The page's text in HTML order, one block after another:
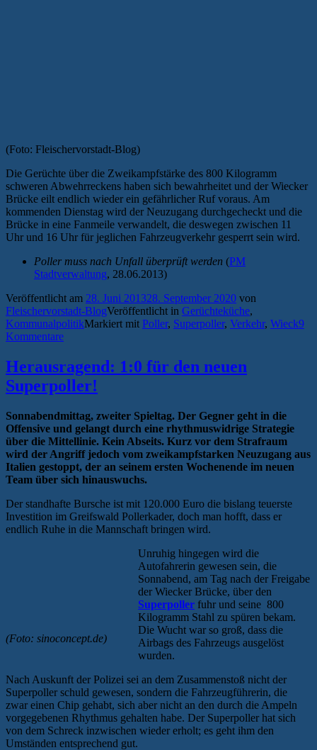
(Foto: Fleischervorstadt-Blog)
Die Gerüchte über die Zweikampfstärke des 800 Kilogramm
schweren Abwehrreckens haben sich bewahrheitet und der Wiecker
Brücke eilt endlich wieder ein gefährlicher Ruf voraus. Am
kommenden Dienstag wird der Neuzugang durchgecheckt und die
Brücke in eine Fanmeile verwandelt, die deswegen zwischen 11
Uhr und 16 Uhr für jeglichen Fahrzeugverkehr gesperrt sein wird.
Poller muss nach Unfall überprüft werden (PM
Stadtverwaltung, 28.06.2013)
Veröffentlicht am 28. Juni 201328. September 2020 von
Fleischervorstadt-BlogVeröffentlicht in Gerüchteküche,
KommunalpolitikMarkiert mit Poller, Superpoller, Verkehr, Wieck9
Kommentare
Herausragend: 1:0 für den neuen
Superpoller!
Sonnabendmittag, zweiter Spieltag. Der Gegner geht in die
Offensive und gelangt durch eine rhythmuswidrige Strategie
über die Mittellinie. Kein Abseits. Kurz vor dem Strafraum
wird der Angriff jedoch vom zweikampfstarken Neuzugang aus
Italien gestoppt, der an seinem ersten Wochenende im neuen
Team über sich hinauswuchs.
Der standhafte Bursche ist mit 120.000 Euro die bislang teuerste
Investition im Greifswald Pollerkader, doch man hofft, dass er
endlich Ruhe in die Mannschaft bringen wird.
(Foto: sinoconcept.de)
Unruhig hingegen wird die
Autofahrerin gewesen sein, die
Sonnabend, am Tag nach der Freigabe
der Wiecker Brücke, über den
Superpoller fuhr und seine 800
Kilogramm Stahl zu spüren bekam.
Die Wucht war so groß, dass die
Airbags des Fahrzeugs ausgelöst
wurden.
Nach Auskunft der Polizei sei an dem Zusammenstoß nicht der
Superpoller schuld gewesen, sondern die Fahrzeugführerin, die
zwar einen Chip gehabt, sich aber nicht an den durch die Ampeln
vorgegebenen Rhythmus gehalten habe. Der Superpoller hat sich
von dem Schreck inzwischen wieder erholt; es geht ihm den
Umständen entsprechend gut.